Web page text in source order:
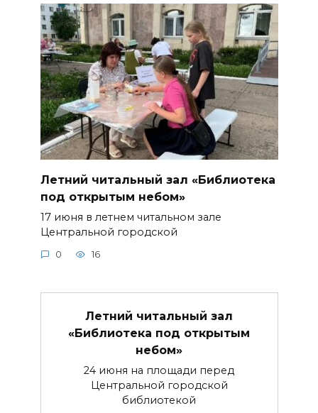
Летний читальный зал «Библиотека
под открытым небом»
17 июня в летнем читальном зале
Центральной городской
0 16
Летний читальный зал
«Библиотека под открытым
небом»
24 июня на площади перед
Центральной городской
библиотекой